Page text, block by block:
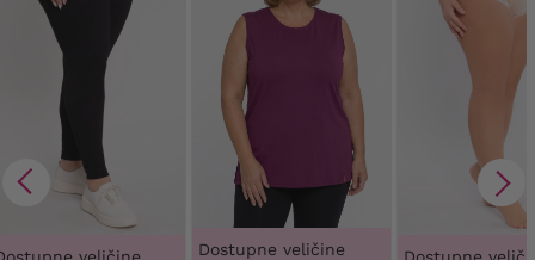
veličine Dostupne veličine Dostupne